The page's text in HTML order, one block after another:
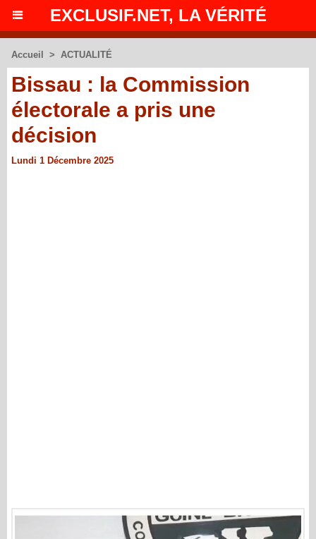
EXCLUSIF.NET, LA VÉRITÉ
Accueil > ACTUALITÉ
Bissau : la Commission
électorale a pris une
décision
Lundi 1 Décembre 2025